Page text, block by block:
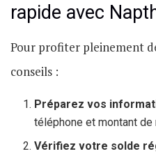
rapide avec
Pour profiter pleinement
conseils :
Préparez vos
téléphone et montant de
Vérifiez votre solde